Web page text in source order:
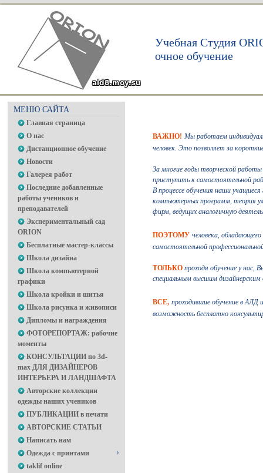
Учебная Студия
очное обучение
МЕНЮ САЙТА
Главная страница
О нас
Дистанционное обучение
Новости
Галерея работ
Последние добавленные
работы учеников и
преподавателей
Экспериментальный сад
ORION
Бесплатные мастер-классы
Школа дизайна
Школа компьютерной
графики
Школа кройки и шитья
Школа рисунка и живописи
Дипломы и награждения
ФОТОРЕПОРТАЖ: рабочие
моменты
КОНСУЛЬТАЦИИ по 3d-
max ДЛЯ ДИЗАЙНЕРОВ
ИНТЕРЬЕРА И ЛАНДШАФТА
Авторские коллекции
одежды наших учеников
ПУБЛИКАЦИИ в печати
АВТОРСКИЕ СТАТЬИ
Написать нам
Одежда с принтами
taklif online
ВАЖНО! Мы работаем
человек. Это позволяет за
За многие годы творческой
приступить к самостоятельной
В процессе обучения наши
компьютерных программ, теория
фирм, ведущих аналогичную
ПОЭТОМУ человека,
самостоятельной
ТОЛЬКО проходя обучение у нас,
специальным высшим
ВСЕ, проходившие обучение в
возможность бесплатно